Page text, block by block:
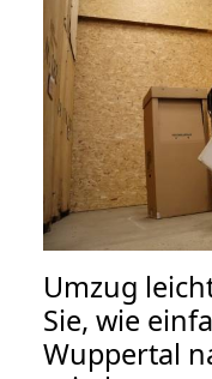
Umzug
Sie, wie
Wuppertal